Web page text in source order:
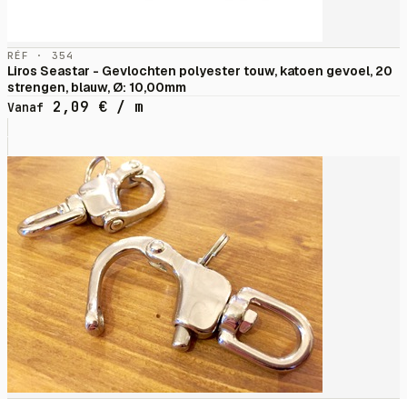
RÉF · 354
Liros Seastar - Gevlochten polyester touw, katoen gevoel, 20
strengen, blauw, Ø: 10,00mm
Vanaf
2,09 € / m